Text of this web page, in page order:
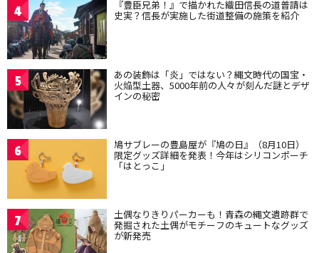
4 『豊臣兄弟！』で描かれた織田信長の道普請は
史実？信長が実施した街道整備の施策を紹介
5 あの装飾は「炎」ではない？縄文時代の国宝・
火焔型土器、5000年前の人々が刻んだ謎とデザ
インの秘密
6 鳩サブレーの豊島屋が『鳩の日』（8月10日）
限定グッズ詳細を発表！今年はシリコンポーチ
「はとっこ」
7 土偶なりきりパーカーも！青森の縄文遺跡群で
発掘された土偶がモチーフのキュートなグッズ
が新発売